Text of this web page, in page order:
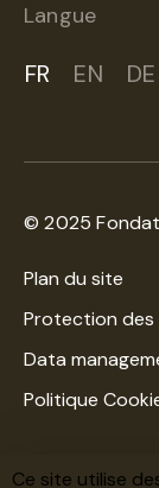
Langue
FR EN DE
© 2025
Plan du site
Protection des
Data
Politique
Une création
Ce site utilise